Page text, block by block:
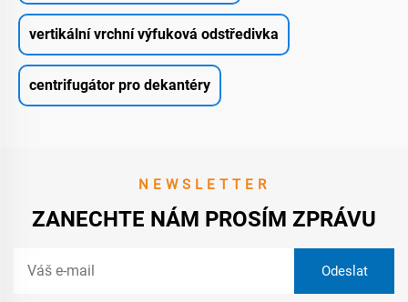
vertikální vrchní výfuková odstředivka
centrifugátor pro dekantéry
NEWSLETTER
ZANECHTE NÁM PROSÍM ZPRÁVU